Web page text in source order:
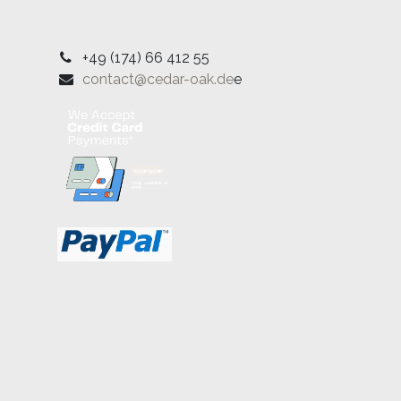
+49 (174) 66 412 55
contact@cedar-oak.dee